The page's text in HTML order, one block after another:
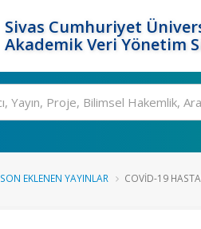
Sivas Cumhuriyet
Akademik Veri Yönetim
SON EKLENEN YAYINLAR COVİD-19